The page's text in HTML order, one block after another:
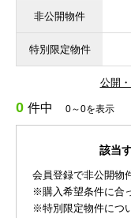
非公開物件
特別限定物件
公開
0 件中 0～0を表示
該当
会員登録で非公開物
※購入希望条件に合
※特別限定物件につ